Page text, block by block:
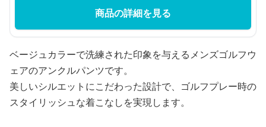
商品の詳細を見る
ベージュカラーで洗練された印象を与えるメンズゴルフウ
ェアのアンクルパンツです。
美しいシルエットにこだわった設計で、ゴルフプレー時の
スタイリッシュな着こなしを実現します。